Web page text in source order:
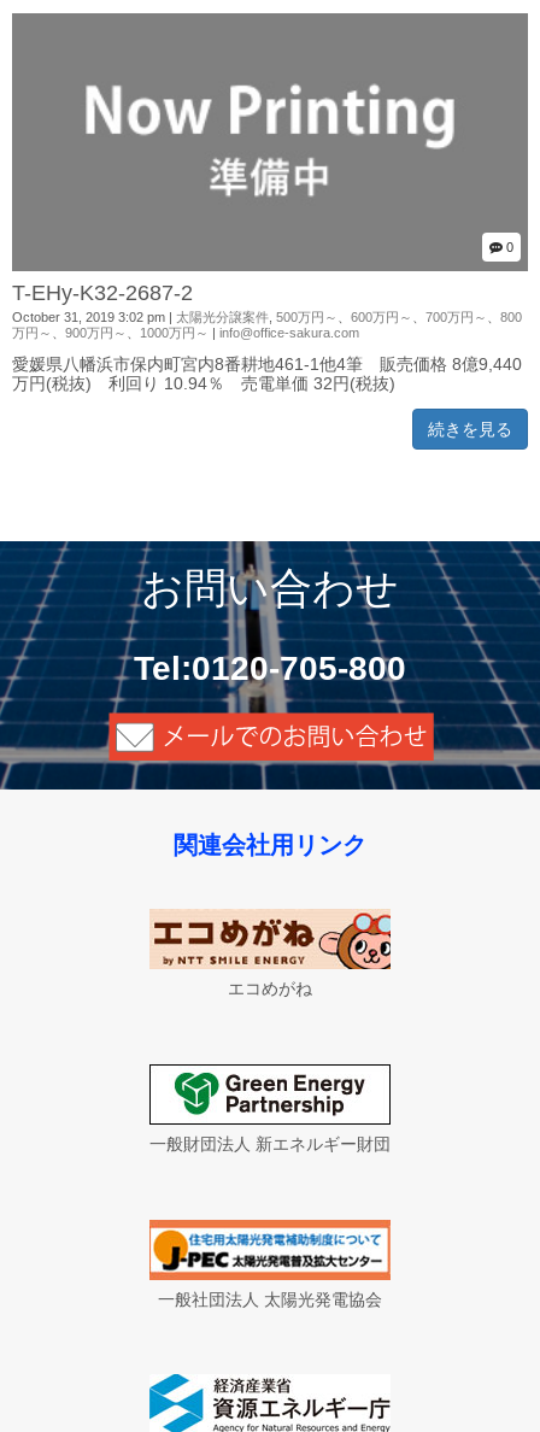
0
T-EHy-K32-2687-2
October 31, 2019 3:02 pm | 太陽光分譲案件 500万円～ 600万円～ 700万円～
800
万円～
900万円～ 1000万円～ | info@office-sakura.com
愛媛県八幡浜市保内町宮内8番耕地461-1他4筆 販売価格 8億9,440
万円(税抜) 利回り 10.94％ 売電単価 32円(税抜)
続きを見る
お問い合わせ
Tel:0120-705-800
関連会社用リンク
エコめがね
一般財団法人 新エネルギー財団
一般社団法人 太陽光発電協会